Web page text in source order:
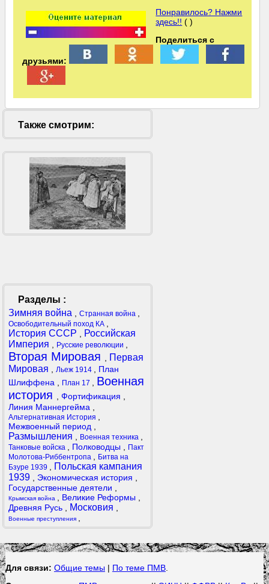
Понравилось? Нажми
здесь!! ( )
Поделиться с
друзьями:
Также смотрим:
Разделы :
Зимняя война
Странная война
Освободительный поход КА
История СССР
Российская
Империя
Русские революции
Вторая Мировая
Первая
Мировая
Льеж 1914
План
Шлиффена
План 17
Военная
история
Фортификация
Линия Маннергейма
Альтернативная История
Межвоенный период
Размышления Военная техника
Танковые войска Полководцы
Пакт
Молотова-Риббентропа
Битва на
Бзуре 1939
Польская кампания
1939
Экономическая история
Государственные деятели
Крымская война Великие Реформы
Древняя Русь
Московия
Военные преступления
Для связи: Общие темы | По теме ПМВ.